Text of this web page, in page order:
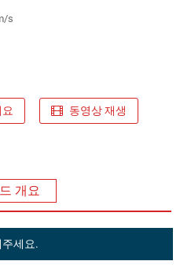
s
동영상 재생
개요
세요.